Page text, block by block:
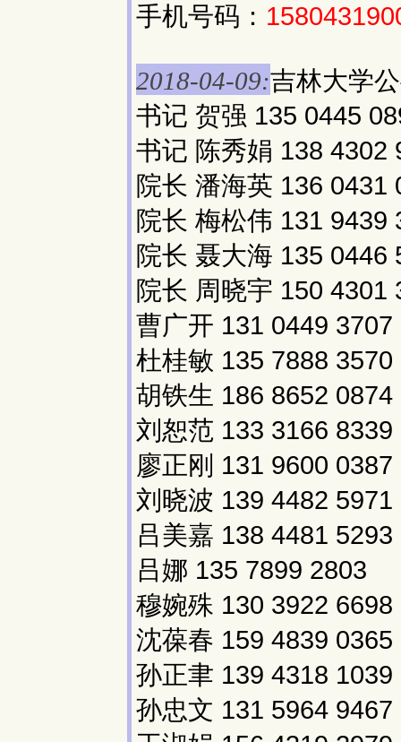
手机号码：
2018-04-09:吉林大学
书记 贺强 135 0445
书记 陈秀娟 138 4302
院长 潘海英 136 0431
院长 梅松伟 131 9439
院长 聂大海 135 0446
院长 周晓宇 150 4301
曹广开 131 0449 3707
杜桂敏 135 7888 3570
胡铁生 186 8652 0874
刘恕范 133 3166 8339
廖正刚 131 9600 0387
刘晓波 139 4482 5971
吕美嘉 138 4481 5293
吕娜 135 7899 2803
穆婉殊 130 3922 6698
沈葆春 159 4839 0365
孙正聿 139 4318 1039
孙忠文 131 5964 9467